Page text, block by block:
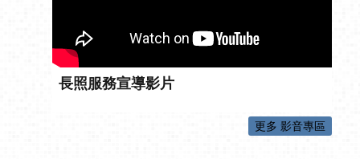
長照服務宣導影片
更多 影音專區